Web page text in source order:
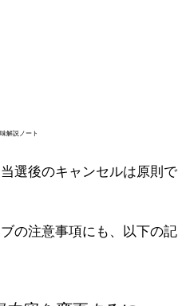
解説ノート
選後のキャンセルは原則で
の注意事項にも、以下の記